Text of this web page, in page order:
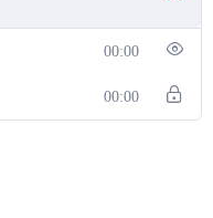
00:00
00:00